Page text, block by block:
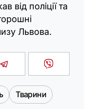
від поліції та
Львова.
Тварини